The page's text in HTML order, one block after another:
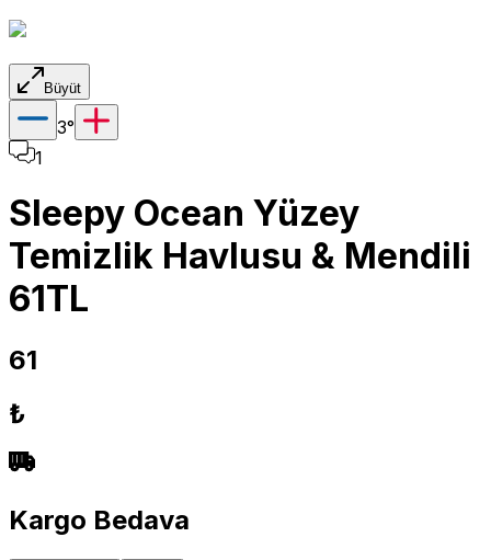
Büyüt
3°
1
Sleepy Ocean Yüzey
Temizlik Havlusu & Mendili
61TL
61
₺
Kargo Bedava